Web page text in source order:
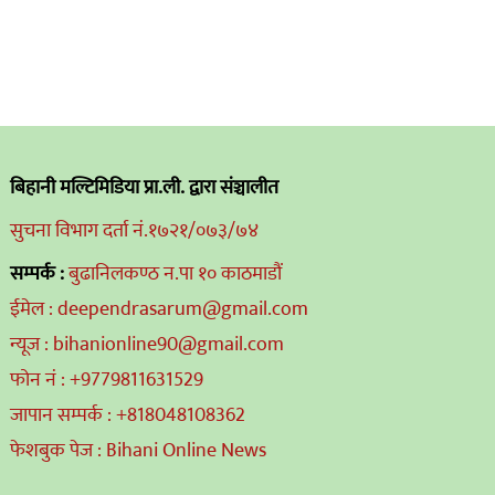
बिहानी मल्टिमिडिया प्रा.ली. द्वारा संञ्चालीत
सुचना विभाग दर्ता नं.१७२१/०७३/७४
सम्पर्क :बुढानिलकण्ठ न.पा १० काठमाडौं
ईमेल : deependrasarum@gmail.com
न्यूज : bihanionline90@gmail.com
फोन नं : +9779811631529
जापान सम्पर्क : +818048108362
फेशबुक पेज : Bihani Online News